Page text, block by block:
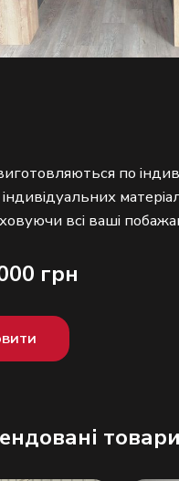
по
грн
товари